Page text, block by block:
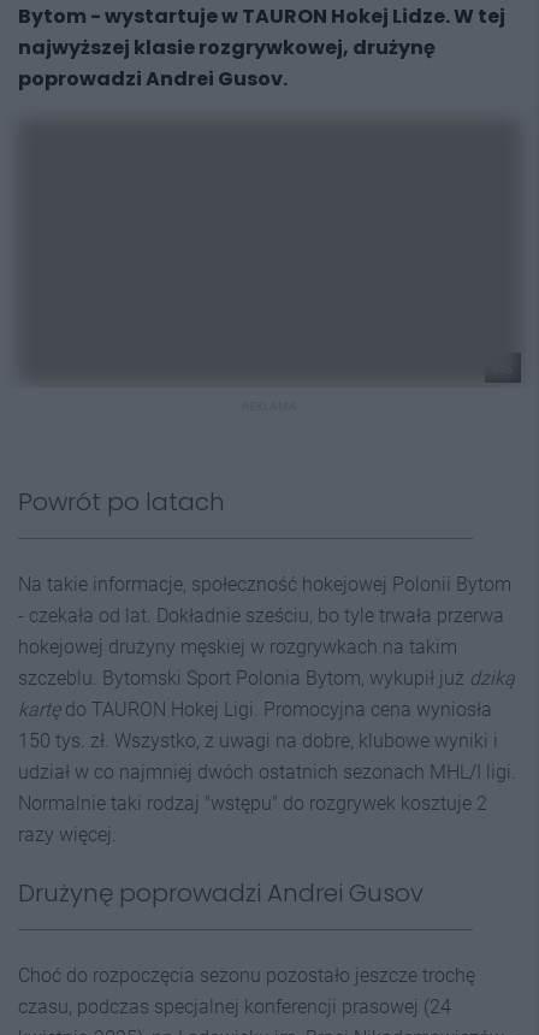
Bytom - wystartuje w TAURON Hokej Lidze. W tej
najwyższej klasie rozgrywkowej, drużynę
poprowadzi Andrei Gusov.
Powrót po latach
Na takie informacje, społeczność hokejowej Polonii Bytom
- czekała od lat. Dokładnie sześciu, bo tyle trwała przerwa
hokejowej drużyny męskiej w rozgrywkach na takim
szczeblu. Bytomski Sport Polonia Bytom, wykupił już dziką
kartę do TAURON Hokej Ligi. Promocyjna cena wyniosła
150 tys. zł. Wszystko, z uwagi na dobre, klubowe wyniki i
udział w co najmniej dwóch ostatnich sezonach MHL/I ligi.
Normalnie taki rodzaj "wstępu" do rozgrywek kosztuje 2
razy więcej.
Drużynę poprowadzi Andrei Gusov
Choć do rozpoczęcia sezonu pozostało jeszcze trochę
czasu, podczas specjalnej konferencji prasowej (24